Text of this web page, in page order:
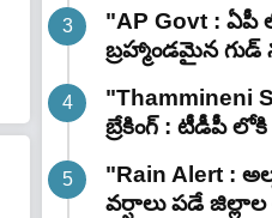
"AP Govt : ఏపీ
బ్రహ్మాండమైన గుడ్
"Thammineni
బ్రేకింగ్ : టీడీపీ
"Rain Alert :
వర్షాలు పడే జిల్లాల